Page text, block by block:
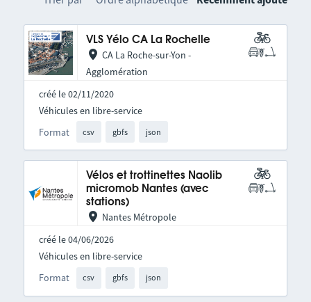
VLS Yélo CA La Rochelle
CA La Roche-sur-Yon -
Agglomération
créé le 02/11/2020
Format csv gbfs json
Véhicules en libre-service
Vélos et trottinettes Naolib
micromob Nantes (avec
stations)
Nantes Métropole
créé le 04/06/2026
Format csv gbfs json
Véhicules en libre-service